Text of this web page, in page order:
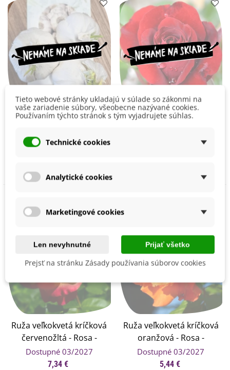
Sadbový cesnak Flavor -
Allium sativum -
nepaličák - cibuľa
Dostupné 03/2027
Ruža veľkokvetá kríčková
voľnokorenné sadenice
Ruža veľkokvetá kríčková
červenožltá - Rosa -
voľnokorenné sadenice
ruží - 1 ks
Dostupné 03/2027
7,34 €
Ruža veľkokvetá kríčková
oranžová - Rosa -
voľnokorenné sadenice
ruží - 1 ks
Dostupné 03/2027
5,44 €
Tieto webové stránky ukladajú v súlade so zákonmi na
vaše zariadenie súbory, všeobecne nazývané cookies.
Používaním týchto stránok s tým vyjadrujete súhlas.
Technické cookies
Analytické cookies
Marketingové cookies
Len nevyhnutné Prijať všetko
Prejsť na stránku Zásady používania súborov cookies